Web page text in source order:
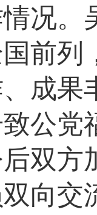
况。
前列
成果
公
双方
向交